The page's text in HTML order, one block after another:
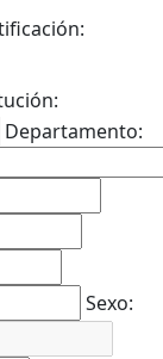
Departamento:
Sexo: